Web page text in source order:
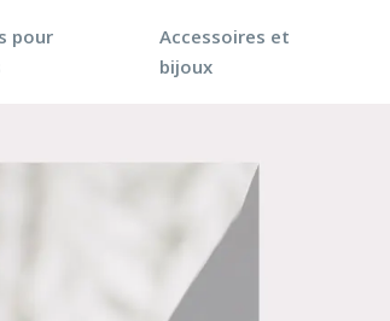
pour
Accessoires et
bijoux